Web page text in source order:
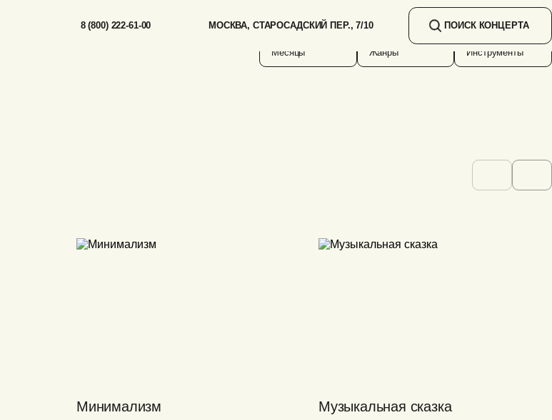
8 (800) 222-61-00 МОСКВА, СТАРОСАДСКИЙ ПЕР., 7/10 ПОИСК КОНЦЕРТА
Месяцы Жанры Инструменты
Минимализм Музыкальная сказка